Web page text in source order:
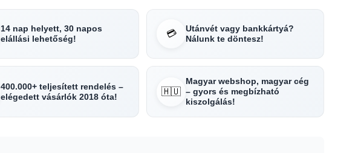
14 nap helyett, 30 napos
elállási lehetőség!
💳
Utánvét vagy bankkártyá?
Nálunk te döntesz!
400.000+ teljesített rendelés –
elégedett vásárlók 2018 óta!
🇭🇺
Magyar webshop, magyar cég
– gyors és megbízható
kiszolgálás!